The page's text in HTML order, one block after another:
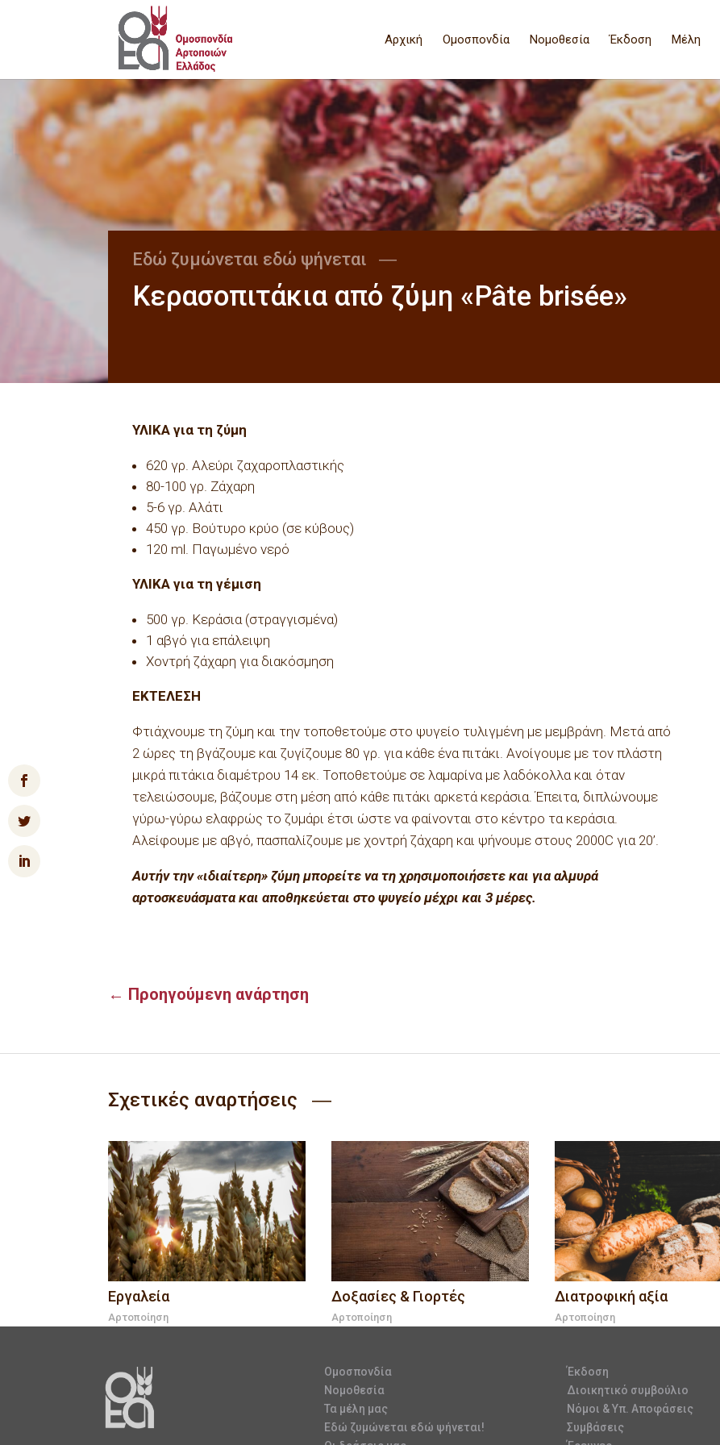
Αρχική Ομοσπονδία Νομοθεσία Έκδοση Μέλη
Εδώ ζυμώνεται εδώ ψήνεται ―
Κερασοπιτάκια από ζύµη «Pâte brisée»
ΥΛΙΚΑ για τη ζύµη
620 γρ. Αλεύρι ζαχαροπλαστικής
80-100 γρ. Ζάχαρη
5-6 γρ. Αλάτι
450 γρ. Βούτυρο κρύο (σε κύβους)
120 ml. Παγωµένο νερό
ΥΛΙΚΑ για τη γέµιση
500 γρ. Κεράσια (στραγγισµένα)
1 αβγό για επάλειψη
Χοντρή ζάχαρη για διακόσµηση
ΕΚΤΕΛΕΣΗ
Φτιάχνουµε τη ζύµη και την τοποθετούµε στο ψυγείο τυλιγµένη µε µεµβράνη. Μετά από
2 ώρες τη βγάζουµε και ζυγίζουµε 80 γρ. για κάθε ένα πιτάκι. Ανοίγουµε µε τον πλάστη
µικρά πιτάκια διαµέτρου 14 εκ. Τοποθετούµε σε λαµαρίνα µε λαδόκολλα και όταν
τελειώσουµε, βάζουµε στη µέση από κάθε πιτάκι αρκετά κεράσια. Έπειτα, διπλώνουµε
γύρω-γύρω ελαφρώς το ζυµάρι έτσι ώστε να φαίνονται στο κέντρο τα κεράσια.
Αλείφουµε µε αβγό, πασπαλίζουµε µε χοντρή ζάχαρη και ψήνουµε στους 2000C για 20’.
Αυτήν την «ιδιαίτερη» ζύµη µπορείτε να τη χρησιµοποιήσετε και για αλµυρά
αρτοσκευάσµατα και αποθηκεύεται στο ψυγείο µέχρι και 3 µέρες.
← Προηγούμενη ανάρτηση
Σχετικές αναρτήσεις ―
Εργαλεία
Αρτοποίηση
Δοξασίες & Γιορτές
Αρτοποίηση
Διατροφική αξία
Αρτοποίηση
Ομοσπονδία
Νομοθεσία
Τα μέλη μας
Εδώ ζυμώνεται εδώ ψήνεται!
Έκδοση
Διοικητικό συμβούλιο
Νόμοι & Υπ. Αποφάσεις
Συμβάσεις